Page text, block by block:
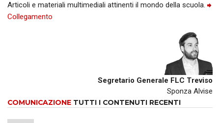
Articoli e materiali multimediali attinenti il mondo della scuola.
Collegamento
Segretario Generale FLC Treviso
Sponza Alvise
COMUNICAZIONE TUTTI I CONTENUTI RECENTI